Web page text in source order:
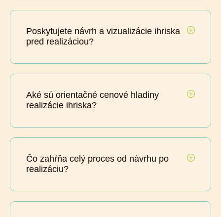
Poskytujete návrh a vizualizácie ihriska
pred realizáciou?
Aké sú orientačné cenové hladiny
realizácie ihriska?
Čo zahŕňa celý proces od návrhu po
realizáciu?